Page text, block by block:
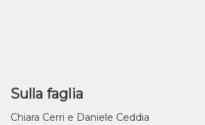
Sulla faglia
Chiara Cerri e Daniele Ceddia